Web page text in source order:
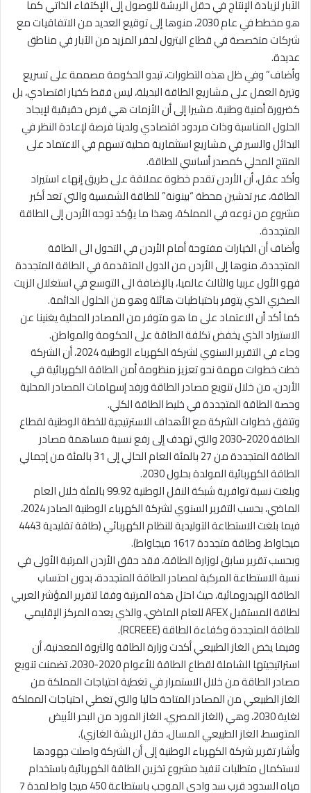
الآبار لزيادة الإنتاج في حقل الريشة للوصول إلى الإكتفاء الذاتي كما
هو مخطط في عام 2030، منوها إلى توقيع العديد من الاتفاقيات مع
شركات متخصصة في قطاع البترول لحفر المزيد من الآبار في مناطق
عديدة.
وأضاف” وفي ظل هذه التطورات، تبدو الحكومة مصممة على تسريع
وتيرة العمل على مشاريع الطاقة البديلة، ليس فقط كخيار اقتصادي، بل
كضرورة أمنية وطنية، مشيرا إلى أن الأزمات هي فرص حقيقية لإيجاد
الحلول المناسبة وذات مردود اقتصادي ولدينا فرصة لإعادة النظر في
البدائل والسير في مشاريع استثمارية محلية تسهم في الاعتماد على
المنتج المحلي كمصدر أساسي للطاقة.
وأكد عقل، أن الأردن تقدم خطوة عملاقة على طريق إنهاء استيراد
الطاقة، عبر تدشين محطة “بينونة” للطاقة الشمسية والتي تعد أكبر
مشروع من نوعه في المملكة، وهذا ما يؤكد توجه الأردن إلى الطاقة
المتجددة.
وأضاف أن الخيارات مفتوحة أمام الأردن في التحول الى الطاقة
المتجددة، منوها إلى الأردن من الدول المتقدمة في الطاقة المتجددة
فهو الأول عربيا والثالث عالميا، بالإضافة الى التوسع في استغلال الزيت
الصخري الذي يتوفر باحتياطيات هائلة وهو من الحلول الدائمة.
كما أكد أن الاعتماد على ما هو متوفر من المصادر المحلية يغنينا عن
الاستيراد الذي يخفض تكلفة الطاقة على الحكومة والمواطن.
وجاء في التقرير السنوي لشركة الكهرباء الوطنية 2024، أن الشركة
خطت خطوات مهمة نحو تعزيز منظومة أمن الطاقة الكهربائية في
الأردن، من خلال تنويع مصادر الطاقة ورفد إسهامات المصادر المحلية
وحصة الطاقة المتجددة في خليط الطاقة الكلي.
وتتفق خطوات الشركة مع الأهداف الاسترتيجية للخطة الوطنية لقطاع
الطاقة 2020-2030 والتي تهدف إلى رفع نسبة مساهمة مصادر
الطاقة المتجددة من 27 بالمئة العام الحالي إلى 31 بالمئة من إجمالي
الطاقة الكهربائية المولدة بحلول 2030.
وبلغت نسبة توافرية شبكة النقل الوطنية 99.92 بالمئة خلال العام
الماضي، بحسب التقرير السنوي لشركة الكهرباء الوطنية الصادر 2024،
فيما بلغت الاستطاعة التوليدية للنظام الكهربائي (طاقة تقليدية 4443
ميجاواط، وطاقة متجددة 1617 ميجاواط).
وبحسب تقرير سابق لوزارة الطاقة، فقد حقق الأردن المرتبة الأولى في
نسبة الاستطاعة المركبة لمصادر الطاقة المتجددة، بدون احتساب
الطاقة الهيدرومائية، حيث احتل هذه المرتبة وفقا لتقرير المؤشر العربي
لطاقة المستقبل AFEX للعام الماضي، والذي يعده المركز الإقليمي
للطاقة المتجددة وكفاءة الطاقة (RCREEE).
وفيما يخص الغاز الطبيعي أكدت وزارة الطاقة والثروة المعدنية، أن
استراتيجيتها الشاملة لقطاع الطاقة للأعوام 2020-2030، تضمنت تنويع
مصادر الطاقة من خلال الاستمرار في تغطية احتياجات المملكة من
الغاز الطبيعي من المصادر المتاحة حاليا والتي تغطي احتياجات المملكة
لغاية 2030، وهي (الغاز المصري، الغاز المورد من البحر الأبيض
المتوسط، الغاز الطبيعي المسال، حقل الريشة الغازي).
وأشار تقرير شركة الكهرباء الوطنية إلى أن الشركة واصلت جهودها
لاستكمال متطلبات تنفيذ مشروع تخزين الطاقة الكهربائية باستخدام
مياه السدود قرب سد وادي الموجب باستطاعة 450 ميجا واط لمدة 7